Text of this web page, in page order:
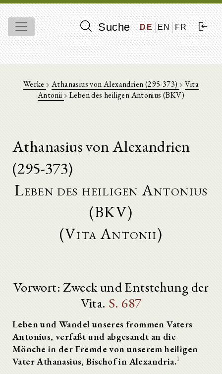
Suche DE EN FR
Werke Athanasius von Alexandrien (295-373)
Vita
Antonii Leben des heiligen Antonius (BKV)
Athanasius von Alexandrien
(295-373)
Leben des heiligen Antonius
(BKV)
(Vita Antonii)
Vorwort: Zweck und Entstehung der
Vita. S. 687
Leben und Wandel unseres frommen Vaters
Antonius, verfaßt und abgesandt an die
Mönche in der Fremde von unserem heiligen
Vater Athanasius, Bischof in Alexandria.1